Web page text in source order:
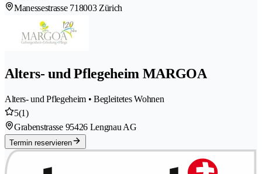
Manessestrasse 718003 Zürich
Alters- und Pflegeheim MARGOA
Alters- und Pflegeheim • Begleitetes Wohnen
5(1)
Grabenstrasse 95426 Lengnau AG
Termin reservieren